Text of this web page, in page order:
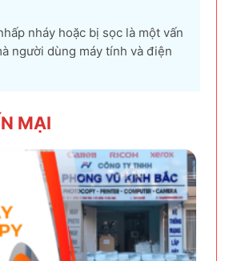
nháy hoặc bị sọc là một vấn
người dùng máy tính và điện
MẠI